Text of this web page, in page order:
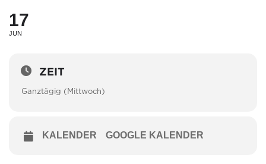
17
JUN
ZEIT
Ganztägig (Mittwoch)
KALENDER GOOGLE KALENDER